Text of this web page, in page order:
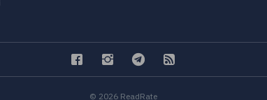
© 2026 ReadRate